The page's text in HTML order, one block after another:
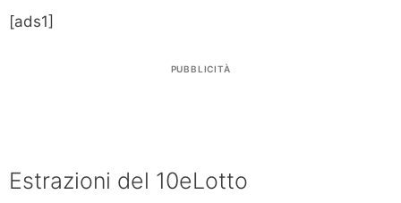
[ads1]
PUBBLICITÀ
Estrazioni del 10eLotto